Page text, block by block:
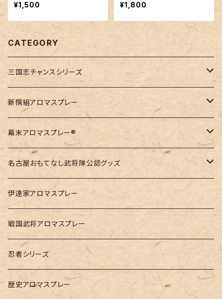
¥1,500
¥1,800
CATEGORY
三国志チャンスシリーズ
孫策伯符の香り
諸葛亮孔明の香り
司馬懿仲達の香り
新撰組アロマスプレー
近藤勇
土方歳三
沖田総司
斎藤一
幕末アロマスプレー®
吉田松陰
坂本龍馬
勝海舟
高杉晋作
名古屋おもてなし武将隊公認グッズ
徳川家康アロマスプレー
アロマブレンドオイル
徳川家康アロマブレンドオイル
織田信長アロマブレンドオイル
アロマスプレー
徳川家康アロマスプレー
伊達家アロマスプレー
戦国武将アロマスプレー
忍者シリーズ
歴史アロマスプレー